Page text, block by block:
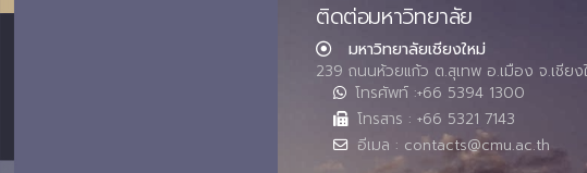
ติดต่อมหาวิทยาลัย
มหาวิทยาลัยเชียงใหม่
239 ถนนห้วยแก้ว ต.สุเทพ อ.เมือง จ.เชีย
โทรศัพท์ :+66 5394 1300
โทรสาร : +66 5321 7143
อีเมล : contacts@cmu.ac.th